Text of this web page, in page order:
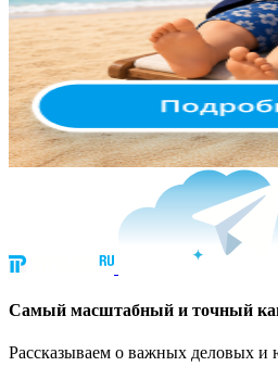
Cамый масштабный и точный
Рассказываем о важных деловых и